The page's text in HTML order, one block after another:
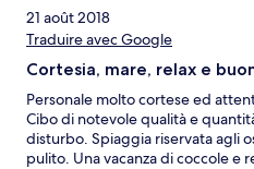
21 août 2018
Traduire avec Google
Cortesia, mare, relax e
Personale molto cortese ed
Cibo di notevole qualità e
disturbo. Spiaggia riservata agli
pulito. Una vacanza di coccole e